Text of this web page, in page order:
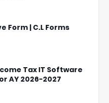
Form | C.L Forms
Tax IT Software
AY 2026-2027